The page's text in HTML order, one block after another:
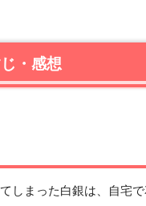
・感想
しまった白銀は、自宅